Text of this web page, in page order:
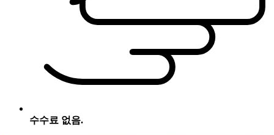
수수료 없음.